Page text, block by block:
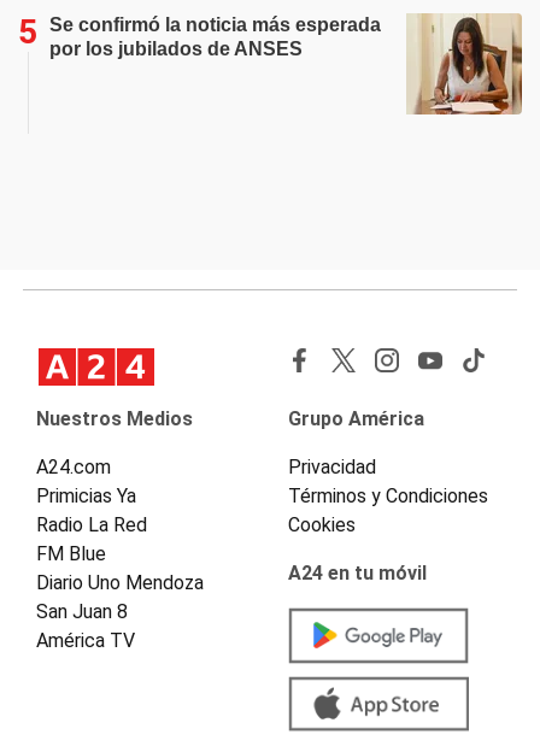
Se confirmó la noticia más esperada
por los jubilados de ANSES
Nuestros Medios
A24.com
Primicias Ya
Radio La Red
FM Blue
Diario Uno Mendoza
San Juan 8
América TV
Grupo América
Privacidad
Términos y Condiciones
Cookies
A24 en tu móvil